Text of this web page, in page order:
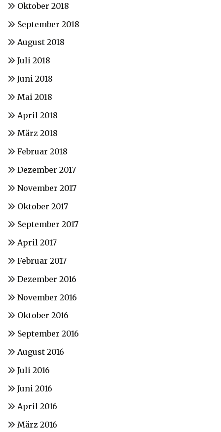
Oktober 2018
September 2018
August 2018
Juli 2018
Juni 2018
Mai 2018
April 2018
März 2018
Februar 2018
Dezember 2017
November 2017
Oktober 2017
September 2017
April 2017
Februar 2017
Dezember 2016
November 2016
Oktober 2016
September 2016
August 2016
Juli 2016
Juni 2016
April 2016
März 2016